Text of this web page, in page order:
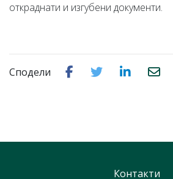
откраднати и изгубени документи.
Сподели
Контакти